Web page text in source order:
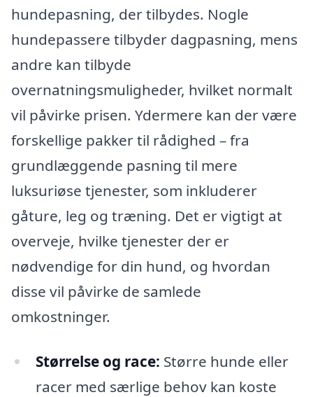
hundepasning, der tilbydes. Nogle
hundepassere tilbyder dagpasning, mens
andre kan tilbyde
overnatningsmuligheder, hvilket normalt
vil påvirke prisen. Ydermere kan der være
forskellige pakker til rådighed – fra
grundlæggende pasning til mere
luksuriøse tjenester, som inkluderer
gåture, leg og træning. Det er vigtigt at
overveje, hvilke tjenester der er
nødvendige for din hund, og hvordan
disse vil påvirke de samlede
omkostninger.
Størrelse og race: Større hunde eller
racer med særlige behov kan koste